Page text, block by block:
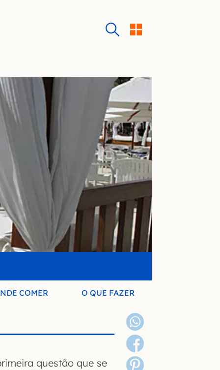
COMER O QUE FAZER
questão que se